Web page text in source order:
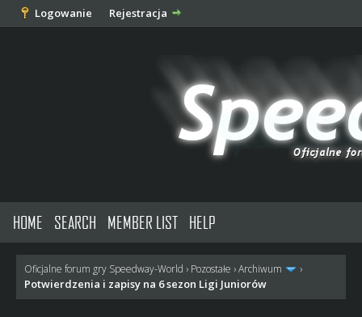
Logowanie Rejestracja
HOME SEARCH MEMBER LIST HELP
Oficjalne forum gry Speedway-World › Pozostałe ›Archiwum ›
Potwierdzenia i zapisy na 6 sezon Ligi Juniorów